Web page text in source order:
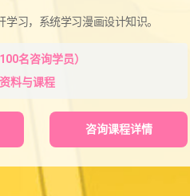
习，系统学习漫画设计知识。
名咨询学员）
料与课程
咨询课程详情